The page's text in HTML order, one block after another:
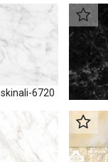
skinali-6720